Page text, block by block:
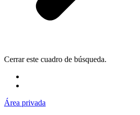
Cerrar este cuadro de búsqueda.
Área privada